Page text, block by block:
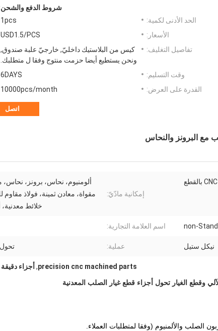
شروط الدفع
الحد الأدنى لكمية:
1pcs
الأسعار:
USD1.5/PCS
تفاصيل التغليف:
كيس من البلاستيك داخليّ, خارجيّ علبة صندوق,
ونحن يستطيع أيضا حزمت منتوج وفقا ل متطلبك.
وقت التسليم:
6DAYS
القدرة على العرض:
10000pcs/month
اتصل
مع البرونز والنحاس
CNC بالقطع
إمكانية مادّيّ:
ألومنيوم، نحاس، برونز، نحاس،
مقواة، معادن ثمينة، فولاذ مقاوم
خلائط
non- اسم العلامة التجارية:
نيكل ستيل عملية: تحول CNC
precision cnc machined parts
, أجزاء دقيقة CNC
وقطع الغيار تحول أجزاء قطع غيار الصلب المعدنية
الصلب والألمنيوم (وفقا لمتطلبات العملاء.